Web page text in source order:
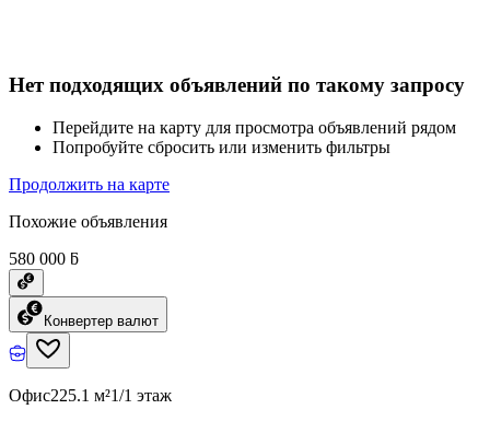
Нет подходящих объявлений по такому запросу
Перейдите на карту для просмотра объявлений рядом
Попробуйте сбросить или изменить фильтры
Продолжить на карте
Похожие объявления
580 000 ƃ
Конвертер валют
Офис225.1 м²1/1 этаж